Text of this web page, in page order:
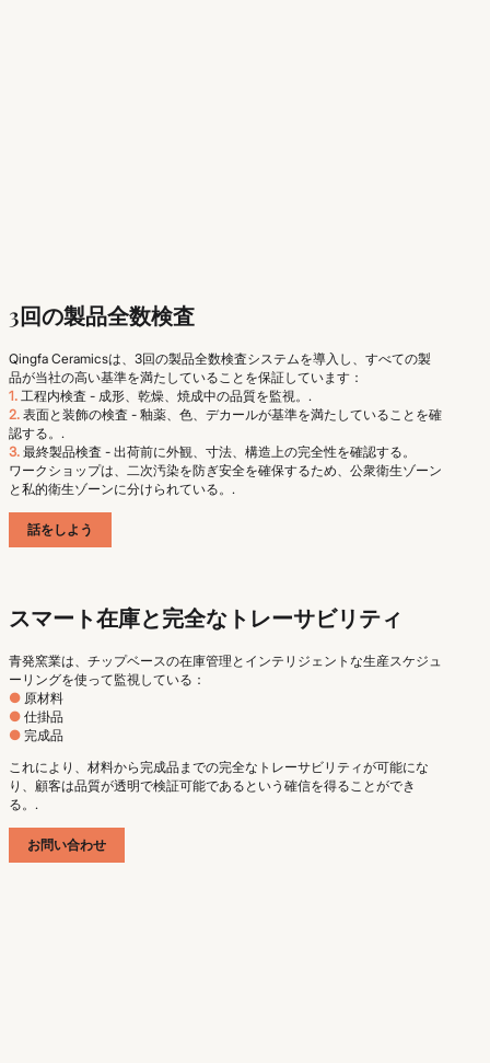
3回の製品全数検査
Qingfa Ceramicsは、3回の製品全数検査システムを導入し、すべての製
品が当社の高い基準を満たしていることを保証しています：
1. 工程内検査 - 成形、乾燥、焼成中の品質を監視。.
2. 表面と装飾の検査 - 釉薬、色、デカールが基準を満たしていることを確
認する。.
3. 最終製品検査 - 出荷前に外観、寸法、構造上の完全性を確認する。
ワークショップは、二次汚染を防ぎ安全を確保するため、公衆衛生ゾーン
と私的衛生ゾーンに分けられている。.
話をしよう
スマート在庫と完全なトレーサビリティ
青発窯業は、チップベースの在庫管理とインテリジェントな生産スケジュ
ーリングを使って監視している：
● 原材料
● 仕掛品
● 完成品
これにより、材料から完成品までの完全なトレーサビリティが可能にな
り、顧客は品質が透明で検証可能であるという確信を得ることができ
る。.
お問い合わせ